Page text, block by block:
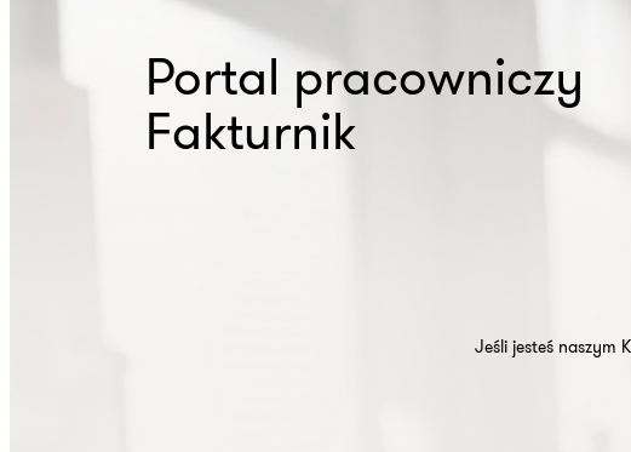
Portal pracowniczy
Fakturnik
Jeśli jesteś naszym